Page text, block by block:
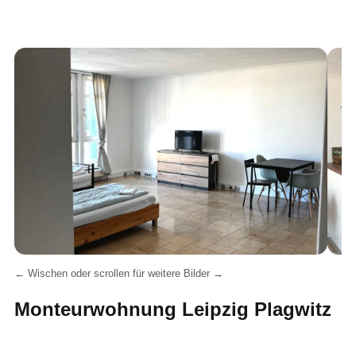
← Wischen oder scrollen für weitere Bilder →
Monteurwohnung Leipzig Plagwitz